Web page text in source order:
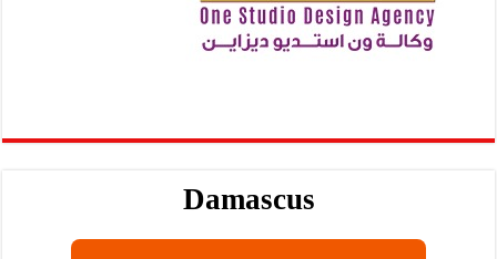
Damascus